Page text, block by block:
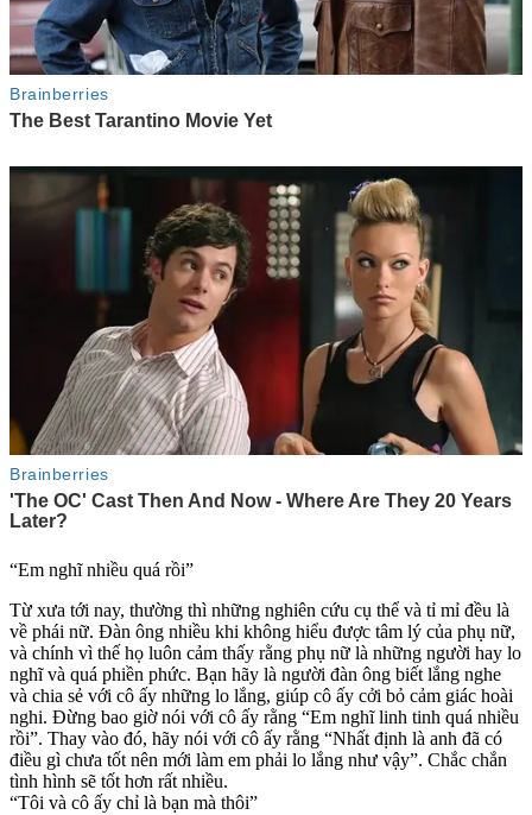
“Em nghĩ nhiều quá rồi”
Từ xưa tới nay, thường thì những nghiên cứu cụ thể và tỉ mỉ đều là
về phái nữ. Đàn ông nhiều khi không hiểu được tâm lý của phụ nữ,
và chính vì thế họ luôn cảm thấy rằng phụ nữ là những người hay lo
nghĩ và quá phiền phức. Bạn hãy là người đàn ông biết lắng nghe
và chia sẻ với cô ấy những lo lắng, giúp cô ấy cởi bỏ cảm giác hoài
nghi. Đừng bao giờ nói với cô ấy rằng “Em nghĩ linh tinh quá nhiều
rồi”. Thay vào đó, hãy nói với cô ấy rằng “Nhất định là anh đã có
điều gì chưa tốt nên mới làm em phải lo lắng như vậy”. Chắc chắn
tình hình sẽ tốt hơn rất nhiều.
“Tôi và cô ấy chỉ là bạn mà thôi”